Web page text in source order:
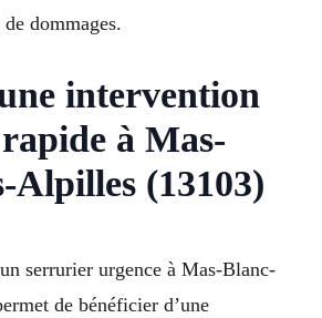
dommages.
intervention
à Mas-
Alpilles (13103)
serrurier urgence à Mas-Blanc-
de bénéficier d’une